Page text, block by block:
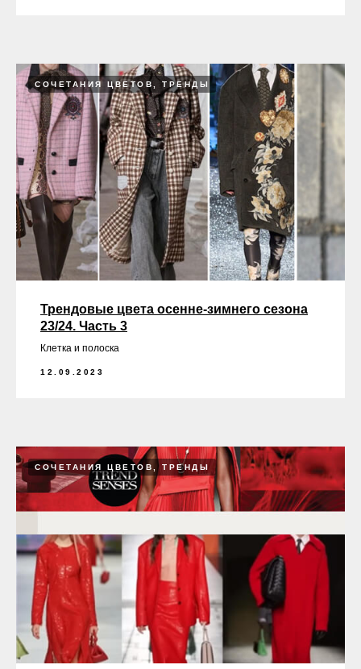
СОЧЕТАНИЯ ЦВЕТОВ, ТРЕНДЫ
Трендовые цвета осенне-зимнего сезона
23/24. Часть 3
Клетка и полоска
12.09.2023
СОЧЕТАНИЯ ЦВЕТОВ, ТРЕНДЫ